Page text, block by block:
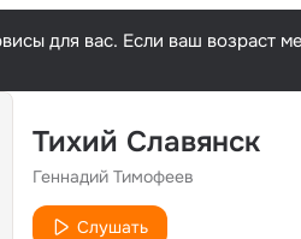
для вас. Если ваш возраст
Тихий Славянск
Геннадий Тимофеев
Слушать